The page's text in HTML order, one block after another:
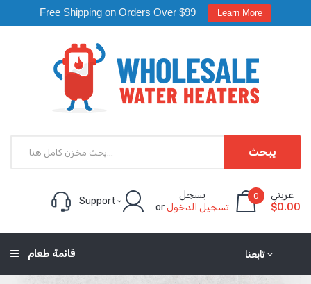
Free Shipping on Orders Over $99 Learn More
يبحث
Support
يسجل
orتسجيل الدخول
0
عربتي
$0.00
تابعنا قائمة طعام